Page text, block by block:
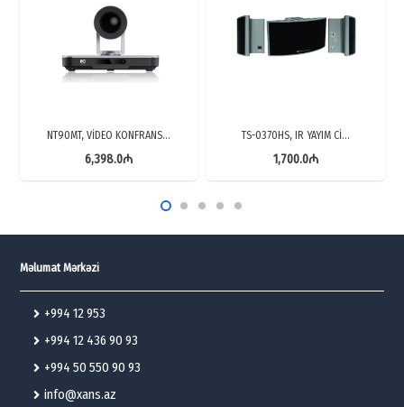
NT90MT, VİDEO KONFRANS…
6,398.0₼
TS-0370HS, IR YAYIM Cİ…
1,700.0₼
Məlumat Mərkəzi
+994 12 953
+994 12 436 90 93
+994 50 550 90 93
info@xans.az